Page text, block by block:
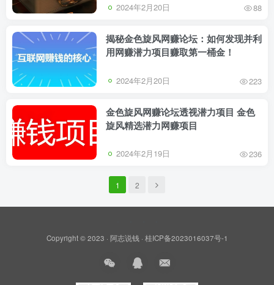
2024年2月20日 88
揭秘金色旋风网赚论坛：如何发现并利
用网赚潜力项目赚取第一桶金！
2024年2月20日 223
金色旋风网赚论坛透视潜力项目 金色
旋风精选潜力网赚项目
2024年2月19日 236
1 2
Copyright © 2023 · 阿志说钱· 桂ICP备2023016037号-1